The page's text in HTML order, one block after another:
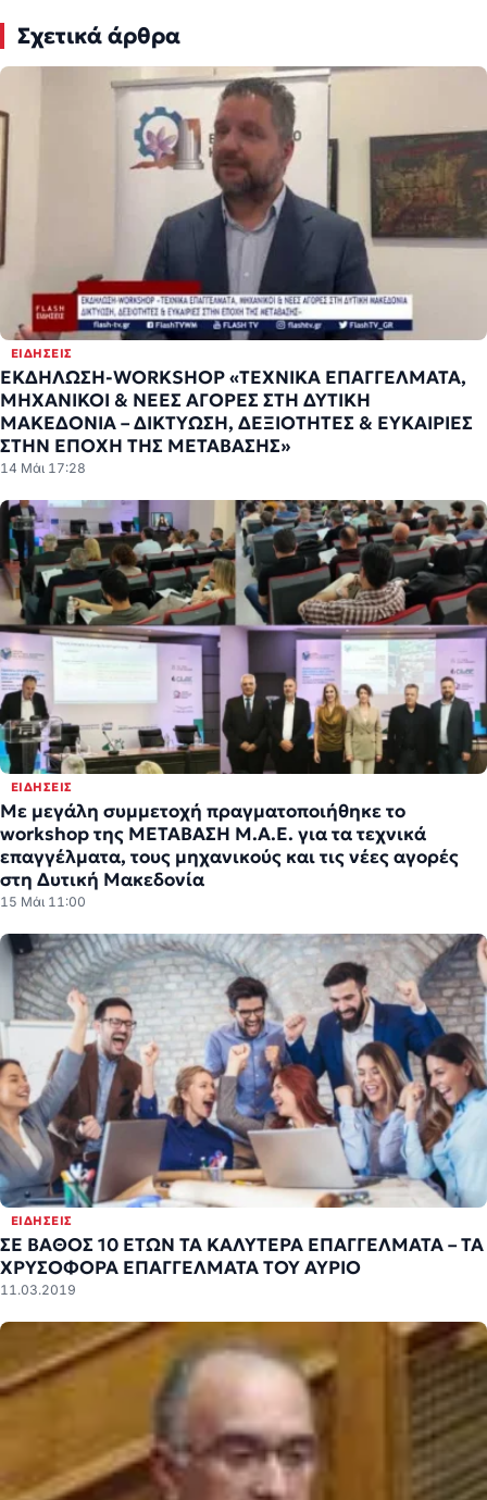
Σχετικά άρθρα
ΕΙΔΉΣΕΙΣ
ΕΚΔΗΛΩΣΗ-WORKSHOP «ΤΕΧΝΙΚΑ ΕΠΑΓΓΕΛΜΑΤΑ,
ΜΗΧΑΝΙΚΟΙ & ΝΕΕΣ ΑΓΟΡΕΣ ΣΤΗ ΔΥΤΙΚΗ
ΜΑΚΕΔΟΝΙΑ – ΔΙΚΤΥΩΣΗ, ΔΕΞΙΟΤΗΤΕΣ & ΕΥΚΑΙΡΙΕΣ
ΣΤΗΝ ΕΠΟΧΗ ΤΗΣ ΜΕΤΑΒΑΣΗΣ»
14 Μάι 17:28
ΕΙΔΉΣΕΙΣ
Με μεγάλη συμμετοχή πραγματοποιήθηκε το
workshop της ΜΕΤΑΒΑΣΗ Μ.Α.Ε. για τα τεχνικά
επαγγέλματα, τους μηχανικούς και τις νέες αγορές
στη Δυτική Μακεδονία
15 Μάι 11:00
ΕΙΔΉΣΕΙΣ
ΣΕ ΒΑΘΟΣ 10 ΕΤΩΝ ΤΑ ΚΑΛΥΤΕΡΑ ΕΠΑΓΓΕΛΜΑΤΑ – ΤΑ
ΧΡΥΣΟΦΟΡΑ ΕΠΑΓΓΕΛΜΑΤΑ ΤΟΥ ΑΥΡΙΟ
11.03.2019